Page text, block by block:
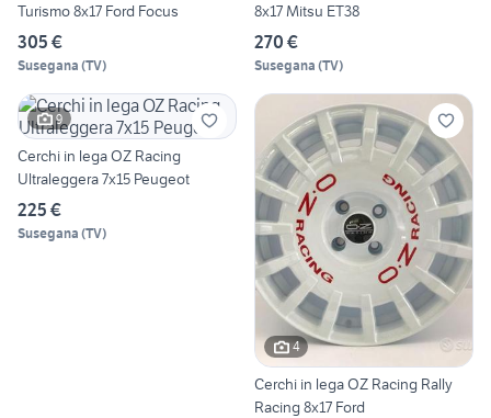
Turismo 8x17 Ford Focus
305 €
Susegana (TV)
8x17 Mitsu ET38
270 €
Susegana (TV)
9
Cerchi in lega OZ Racing
Ultraleggera 7x15 Peugeot
225 €
Susegana (TV)
4
Cerchi in lega OZ Racing Rally
Racing 8x17 Ford